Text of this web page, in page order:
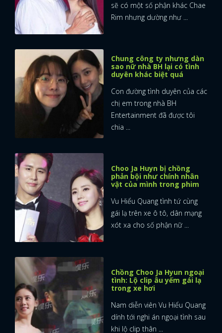
sẽ có một số phận khác Chae
Rim nhưng dường như ...
Chung công ty nhưng dàn
sao nữ nhà BH lại có tình
duyên khác biệt quá
Con đường tình duyên của các
chị em trong nhà BH
Entertainment đã được tôi
chia ...
Choo Ja Huyn bị chồng
phản bội như chính nhân
vật của mình trong phim
Vu Hiểu Quang tình tứ cùng
gái lạ trên xe ô tô, dân mạng
xót xa cho số phận nữ ...
Chồng Choo Ja Hyun ngoại
tình: Lộ clip âu yếm gái lạ
trong xe hơi
Nam diễn viên Vu Hiểu Quang
dính tới nghi án ngoại tình sau
khi lộ clip thân ...